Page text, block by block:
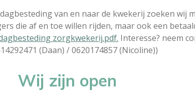
van en naar de kwekerij zoeken wij
die af en toe willen rijden, maar ook een
zorgkwekerij.pdf. Interesse? neem
(Daan) / 0620174857 (Nicoline))
Wij zijn open